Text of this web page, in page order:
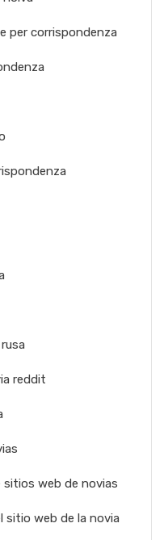
per corrispondenza
reddit
sitios web de novias
sitio web de la novia